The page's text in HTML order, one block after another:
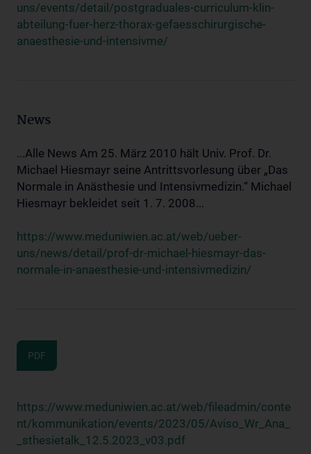
uns/events/detail/postgraduales-curriculum-klin-
abteilung-fuer-herz-thorax-gefaesschirurgische-
anaesthesie-und-intensivme/
News
...Alle News Am 25. März 2010 hält Univ. Prof. Dr.
Michael Hiesmayr seine Antrittsvorlesung über „Das
Normale in Anästhesie und Intensivmedizin.“ Michael
Hiesmayr bekleidet seit 1. 7. 2008...
https://www.meduniwien.ac.at/web/ueber-
uns/news/detail/prof-dr-michael-hiesmayr-das-
normale-in-anaesthesie-und-intensivmedizin/
PDF
https://www.meduniwien.ac.at/web/fileadmin/conte
nt/kommunikation/events/2023/05/Aviso_Wr_Ana_
_sthesietalk_12.5.2023_v03.pdf